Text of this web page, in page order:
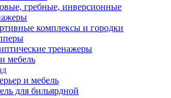
гребные, инверсионные
комплексы и городки
тренажеры
мебель
и мебель
для бильярдной